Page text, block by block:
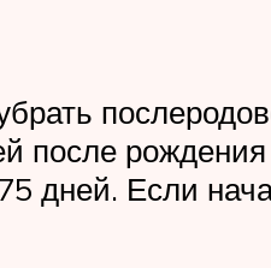
после
дней. Если